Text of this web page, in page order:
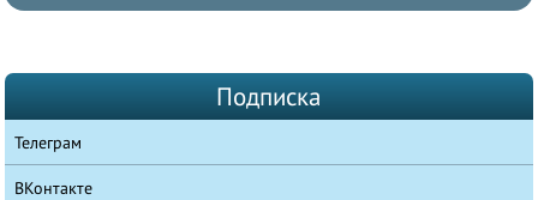
Подписка
Телеграм
ВКонтакте